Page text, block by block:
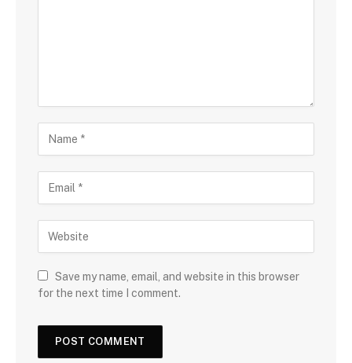
Save my name, email, and website in this browser
for the next time I comment.